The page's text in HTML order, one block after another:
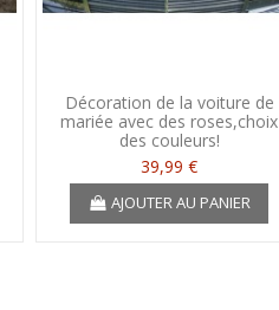
Décoration de la voiture de
mariée avec des roses,choix
des couleurs!
39,99 €
AJOUTER AU PANIER